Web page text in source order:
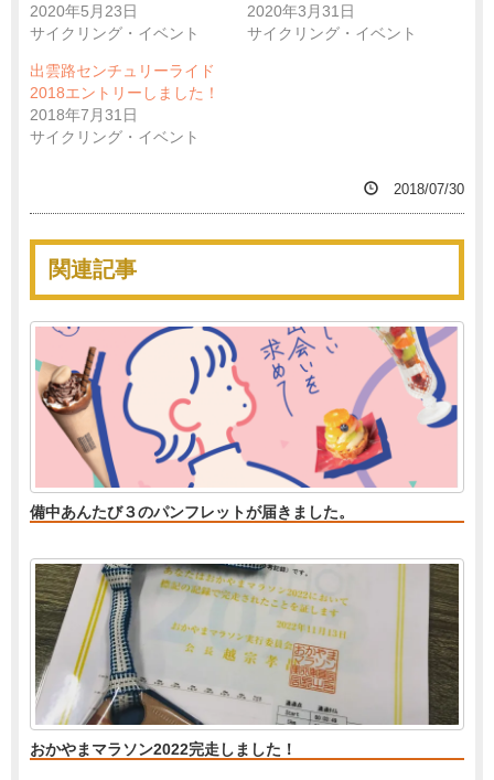
2020年5月23日
サイクリング・イベント
2020年3月31日
サイクリング・イベント
出雲路センチュリーライド
2018エントリーしました！
2018年7月31日
サイクリング・イベント
2018/07/30
関連記事
備中あんたび３のパンフレットが届きました。
おかやまマラソン2022完走しました！